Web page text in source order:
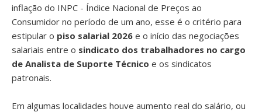
inflação do INPC - Índice Nacional de Preços ao
Consumidor no período de um ano, esse é o critério para
estipular o piso salarial 2026 e o início das negociações
salariais entre o sindicato dos trabalhadores no cargo
de Analista de Suporte Técnico e os sindicatos
patronais.
Em algumas localidades houve aumento real do salário, ou